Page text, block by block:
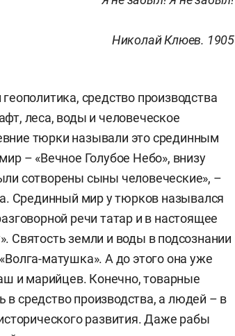
Николай Клюев. 1905
средство производства
леса, воды и человеческое
тюрки называли это срединным
– «Вечное Голубое Небо», внизу
сотворены сыны человеческие», –
Срединный мир у тюрков назывался
речи татар и в настоящее
Святость земли и воды в подсознании
матушка». А до этого она уже
и марийцев. Конечно, товарные
средство производства, а людей – в
развития. Даже рабы